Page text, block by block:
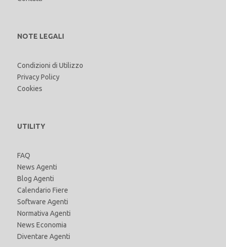
NOTE LEGALI
Condizioni di Utilizzo
Privacy Policy
Cookies
UTILITY
FAQ
News Agenti
Blog Agenti
Calendario Fiere
Software Agenti
Normativa Agenti
News Economia
Diventare Agenti